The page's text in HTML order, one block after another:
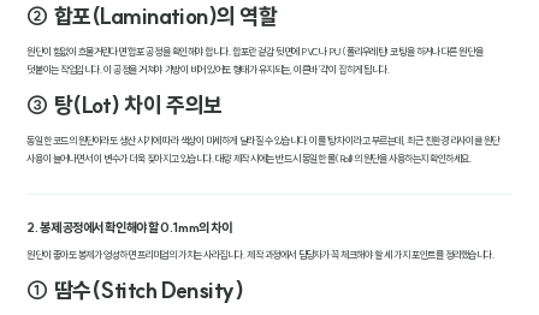
② 합포(Lamination)의 역할
원단이 힘없이 흐물거린다면 '합포' 공정을 확인해야 합니다. 합포란 겉감 뒷면에 PVC나 PU(폴리우레탄) 코팅을 하거나 다른 원단을
덧붙이는 작업입니다. 이 공정을 거쳐야 가방이 비어 있어도 형태가 유지되는, 이른바 '각'이 잡히게 됩니다.
③ 탕(Lot) 차이 주의보
동일한 코드의 원단이라도 생산 시기에 따라 색상이 미세하게 달라질 수 있습니다. 이를 '탕 차이'라고 부르는데, 최근 친환경 리사이클 원단
사용이 늘어나면서 이 변수가 더욱 잦아지고 있습니다. 대량 제작 시에는 반드시 동일한 롤(Roll)의 원단을 사용하는지 확인하세요.
2. 봉제 공정에서 확인해야 할 0.1mm의 차이
원단이 좋아도 봉제가 엉성하면 프리미엄의 가치는 사라집니다. 제작 과정에서 담당자가 꼭 체크해야 할 세 가지 포인트를 정리했습니다.
① 땀수(Stitch Density)